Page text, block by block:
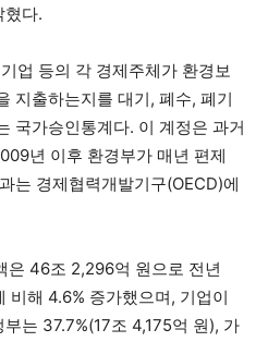
혔다.
업 등의 각 경제주체가 환경보
지출하는지를 대기, 폐수, 폐기
국가승인통계다. 이 계정은 과거
년 이후 환경부가 매년 편제
는 경제협력개발기구(OECD)에
은 46조 2,296억 원으로 전년
비해 4.6% 증가했으며, 기업이
는 37.7%(17조 4,175억 원), 가